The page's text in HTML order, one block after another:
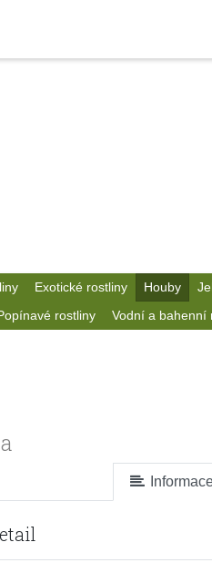
Exotické rostliny Houby
rostliny Vodní a bahenní